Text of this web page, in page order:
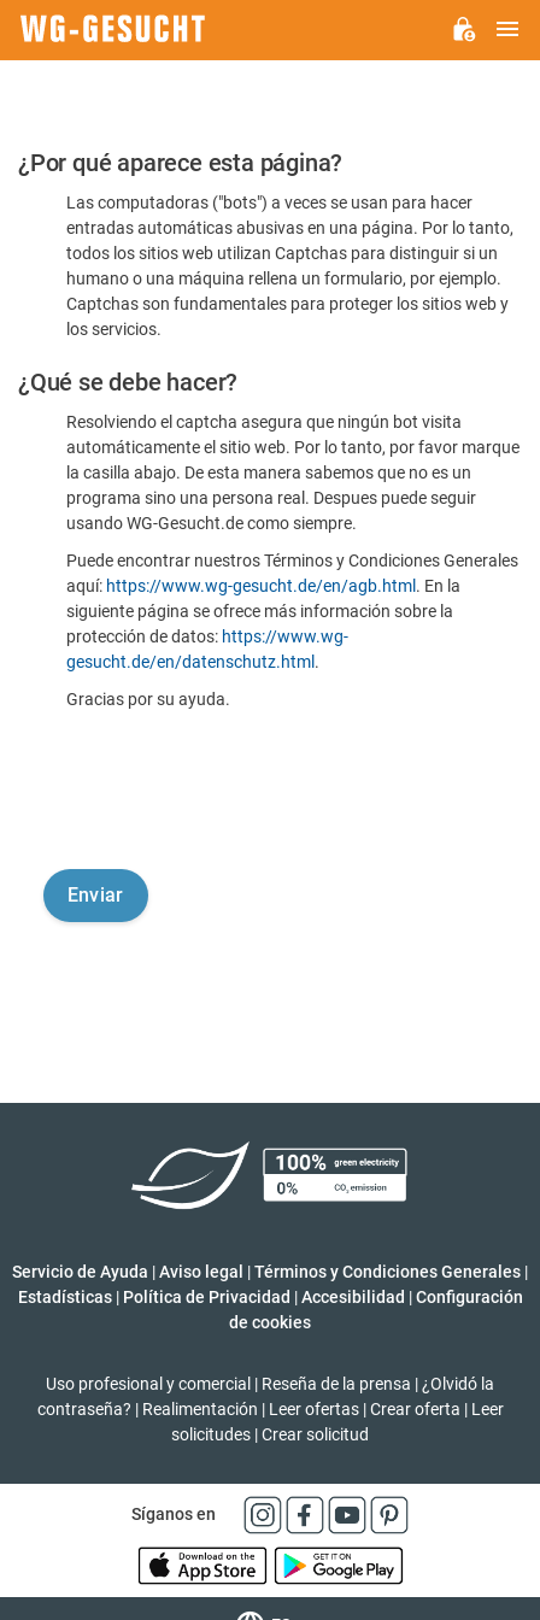
Por
favor,
confirme
humano
¿Por qué aparece esta página?
Las computadoras ("bots") a veces se usan para hacer
entradas automáticas abusivas en una página. Por lo tanto,
todos los sitios web utilizan Captchas para distinguir si un
humano o una máquina rellena un formulario, por ejemplo.
Captchas son fundamentales para proteger los sitios web y
los servicios.
¿Qué se debe hacer?
Resolviendo el captcha asegura que ningún bot visita
automáticamente el sitio web. Por lo tanto, por favor marque
la casilla abajo. De esta manera sabemos que no es un
programa sino una persona real. Despues puede seguir
usando WG-Gesucht.de como siempre.
Puede encontrar nuestros Términos y Condiciones Generales
aquí: https://www.wg-gesucht.de/en/agb.html . En la
siguiente página se ofrece más información sobre la
protección de datos: https://www.wg-
gesucht.de/en/datenschutz.html .
Gracias por su ayuda.
Servicio de Ayuda |Aviso legal |Términos y Condiciones Generales |
Estadísticas | Política de Privacidad | Accesibilidad | Configuración
de cookies
Uso profesional y comercial | Reseña de la prensa | ¿Olvidó la
contraseña? | Realimentación | Leer ofertas | Crear oferta | Leer
solicitudes |Crear solicitud
Síganos en